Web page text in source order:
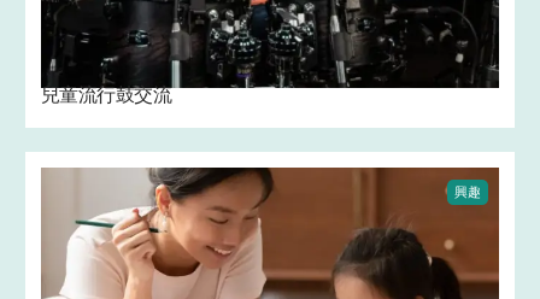
兒童流行鼓交流
興趣